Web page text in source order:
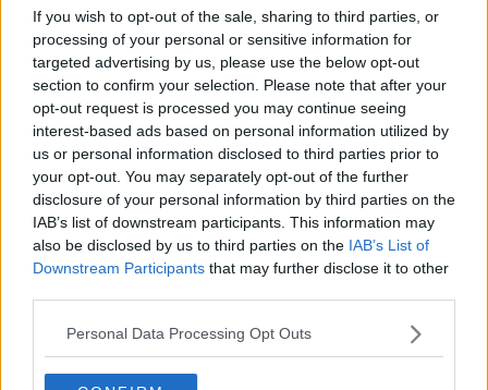
If you wish to opt-out of the sale, sharing to third parties, or
processing of your personal or sensitive information for
targeted advertising by us, please use the below opt-out
section to confirm your selection. Please note that after your
opt-out request is processed you may continue seeing
interest-based ads based on personal information utilized by
us or personal information disclosed to third parties prior to
your opt-out. You may separately opt-out of the further
disclosure of your personal information by third parties on the
IAB’s list of downstream participants. This information may
also be disclosed by us to third parties on the IAB’s List of
Downstream Participants that may further disclose it to other
Personal Data Processing Opt Outs
​Differenze tra persone frustrate e non
L’invisibile fatica mentale
Vacanze a km zero
​Buone Vacan(si)e!
​Il lato positivo delle cose
​Storie antiche di tempi moderni
​Quello che alle mamme non dicono
Adultescenza
Homo imbecillis
​4 anni di Blog
Quando il silenzio è aggressivo
​Il passato, questo conosciuto!
​Clima ballerino e sbalzi d’umore
La maternità
Non hanno un amico a teatro​
​Tutta una questione di rispetto
​Cose che ci esauriscono